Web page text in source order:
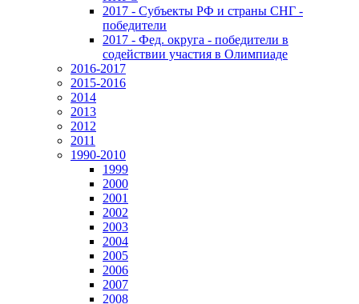
2017 - Субъекты РФ и страны СНГ -
победители
2017 - Фед. округа - победители в
содействии участия в Олимпиаде
2016-2017
2015-2016
2014
2013
2012
2011
1990-2010
1999
2000
2001
2002
2003
2004
2005
2006
2007
2008